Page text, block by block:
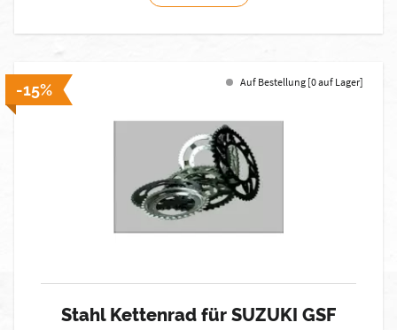
-15% Auf Bestellung [0 auf Lager]
Stahl Kettenrad für SUZUKI GSF